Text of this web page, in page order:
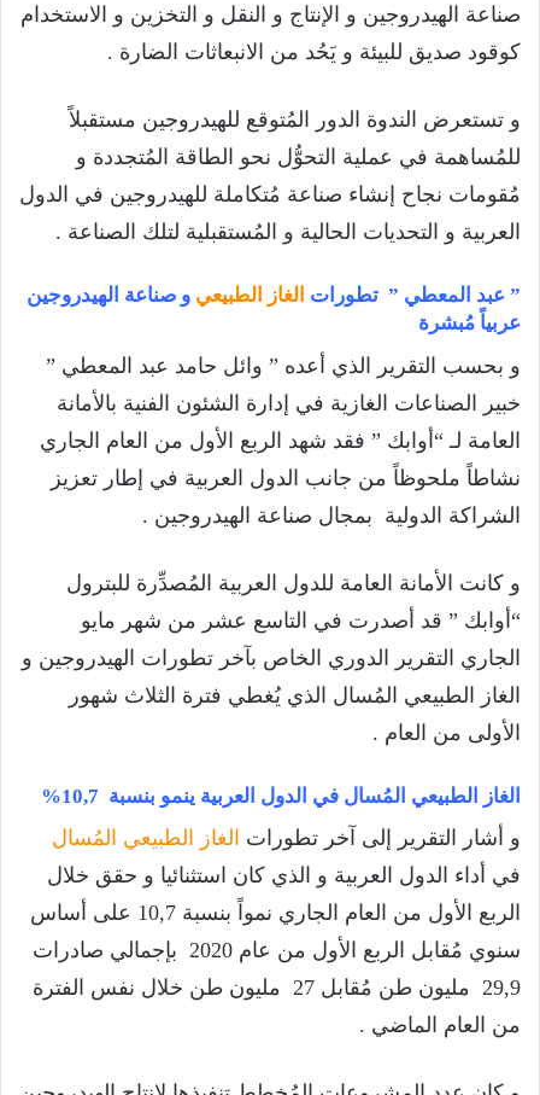
صناعة الهيدروجين و الإنتاج و النقل و التخزين و الاستخدام
كوقود صديق للبيئة و يَحُد من الانبعاثات الضارة .
و تستعرض الندوة الدور المُتوقع للهيدروجين مستقبلاً
للمُساهمة في عملية التحوُّل نحو الطاقة المُتجددة و
مُقومات نجاح إنشاء صناعة مُتكاملة للهيدروجين في الدول
العربية و التحديات الحالية و المُستقبلية لتلك الصناعة .
” عبد المعطي ” تطورات الغاز الطبيعي و صناعة الهيدروجين
عربياً مُبشرة
و بحسب التقرير الذي أعده ” وائل حامد عبد المعطي ”
خبير الصناعات الغازية في إدارة الشئون الفنية بالأمانة
العامة لـ “أوابك ” فقد شهد الربع الأول من العام الجاري
نشاطاً ملحوظاً من جانب الدول العربية في إطار تعزيز
الشراكة الدولية بمجال صناعة الهيدروجين .
و كانت الأمانة العامة للدول العربية المُصدِّرة للبترول
“أوابك ” قد أصدرت في التاسع عشر من شهر مايو
الجاري التقرير الدوري الخاص بآخر تطورات الهيدروجين و
الغاز الطبيعي المُسال الذي يُغطي فترة الثلاث شهور
الأولى من العام .
الغاز الطبيعي المُسال في الدول العربية ينمو بنسبة 10,7%
و أشار التقرير إلى آخر تطورات الغاز الطبيعي المُسال
في أداء الدول العربية و الذي كان استثنائيا و حقق خلال
الربع الأول من العام الجاري نمواً بنسبة 10,7 على أساس
سنوي مُقابل الربع الأول من عام 2020 بإجمالي صادرات
29,9 مليون طن مُقابل 27 مليون طن خلال نفس الفترة
من العام الماضي .